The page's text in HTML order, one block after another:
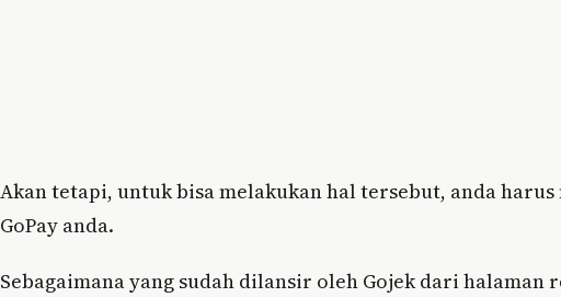
Akan tetapi, untuk bisa melakukan hal tersebut, anda
GoPay anda.
Sebagaimana yang sudah dilansir oleh Gojek dari halaman